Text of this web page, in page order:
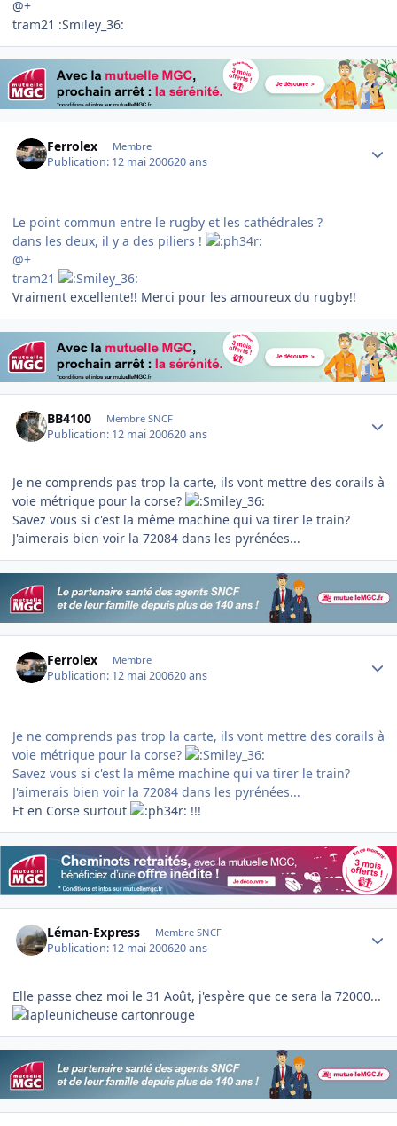
@+
tram21 :Smiley_36:
Ferrolex Membre
Publication: 12 mai 200620 ans
Le point commun entre le rugby et les cathédrales ?
dans les deux, il y a des piliers !
@+
tram21
Vraiment excellente!! Merci pour les amoureux du rugby!!
BB4100 Membre SNCF
Publication: 12 mai 200620 ans
Je ne comprends pas trop la carte, ils vont mettre des corails à
voie métrique pour la corse?
Savez vous si c'est la même machine qui va tirer le train?
J'aimerais bien voir la 72084 dans les pyrénées...
Ferrolex Membre
Publication: 12 mai 200620 ans
Je ne comprends pas trop la carte, ils vont mettre des corails à
voie métrique pour la corse?
Savez vous si c'est la même machine qui va tirer le train?
J'aimerais bien voir la 72084 dans les pyrénées...
Et en Corse surtout
!!!
Léman-Express Membre SNCF
Publication: 12 mai 200620 ans
Elle passe chez moi le 31 Août, j'espère que ce sera la 72000...
cartonrouge